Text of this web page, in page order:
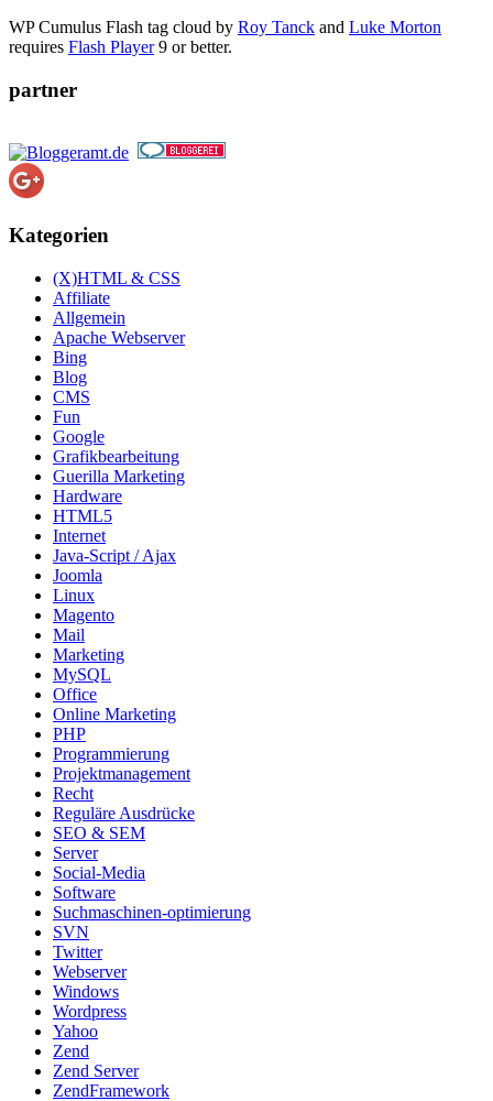
WP Cumulus Flash tag cloud by Roy Tanck and Luke Morton
requires Flash Player9 or better.
partner
Kategorien
(X)HTML & CSS
Affiliate
Allgemein
Apache Webserver
Bing
Blog
CMS
Fun
Google
Grafikbearbeitung
Guerilla Marketing
Hardware
HTML5
Internet
Java-Script / Ajax
Joomla
Linux
Magento
Mail
Marketing
MySQL
Office
Online Marketing
PHP
Programmierung
Projektmanagement
Recht
Reguläre Ausdrücke
SEO & SEM
Server
Social-Media
Software
Suchmaschinen-optimierung
SVN
Twitter
Webserver
Windows
Wordpress
Yahoo
Zend
Zend Server
ZendFramework